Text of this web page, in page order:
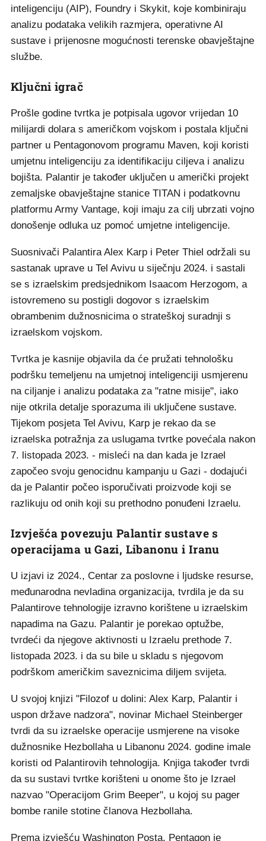
inteligenciju (AIP), Foundry i Skykit, koje kombiniraju
analizu podataka velikih razmjera, operativne AI
sustave i prijenosne mogućnosti terenske obavještajne
službe.
Ključni igrač
Prošle godine tvrtka je potpisala ugovor vrijedan 10
milijardi dolara s američkom vojskom i postala ključni
partner u Pentagonovom programu Maven, koji koristi
umjetnu inteligenciju za identifikaciju ciljeva i analizu
bojišta. Palantir je također uključen u američki projekt
zemaljske obavještajne stanice TITAN i podatkovnu
platformu Army Vantage, koji imaju za cilj ubrzati vojno
donošenje odluka uz pomoć umjetne inteligencije.
Suosnivači Palantira Alex Karp i Peter Thiel održali su
sastanak uprave u Tel Avivu u siječnju 2024. i sastali
se s izraelskim predsjednikom Isaacom Herzogom, a
istovremeno su postigli dogovor s izraelskim
obrambenim dužnosnicima o strateškoj suradnji s
izraelskom vojskom.
Tvrtka je kasnije objavila da će pružati tehnološku
podršku temeljenu na umjetnoj inteligenciji usmjerenu
na ciljanje i analizu podataka za "ratne misije", iako
nije otkrila detalje sporazuma ili uključene sustave.
Tijekom posjeta Tel Avivu, Karp je rekao da se
izraelska potražnja za uslugama tvrtke povećala nakon
7. listopada 2023. - misleći na dan kada je Izrael
započeo svoju genocidnu kampanju u Gazi - dodajući
da je Palantir počeo isporučivati ​​proizvode koji se
razlikuju od onih koji su prethodno ponuđeni Izraelu.
Izvješća povezuju Palantir sustave s
operacijama u Gazi, Libanonu i Iranu
U izjavi iz 2024., Centar za poslovne i ljudske resurse,
međunarodna nevladina organizacija, tvrdila je da su
Palantirove tehnologije izravno korištene u izraelskim
napadima na Gazu. Palantir je porekao optužbe,
tvrdeći da njegove aktivnosti u Izraelu prethode 7.
listopada 2023. i da su bile u skladu s njegovom
podrškom američkim saveznicima diljem svijeta.
U svojoj knjizi "Filozof u dolini: Alex Karp, Palantir i
uspon države nadzora", novinar Michael Steinberger
tvrdi da su izraelske operacije usmjerene na visoke
dužnosnike Hezbollaha u Libanonu 2024. godine imale
koristi od Palantirovih tehnologija. Knjiga također tvrdi
da su sustavi tvrtke korišteni u onome što je Izrael
nazvao "Operacijom Grim Beeper", u kojoj su pager
bombe ranile stotine članova Hezbollaha.
Prema izvješću Washington Posta, Pentagon je